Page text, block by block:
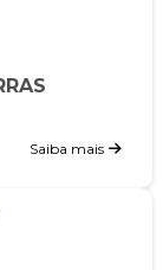
Saiba mais